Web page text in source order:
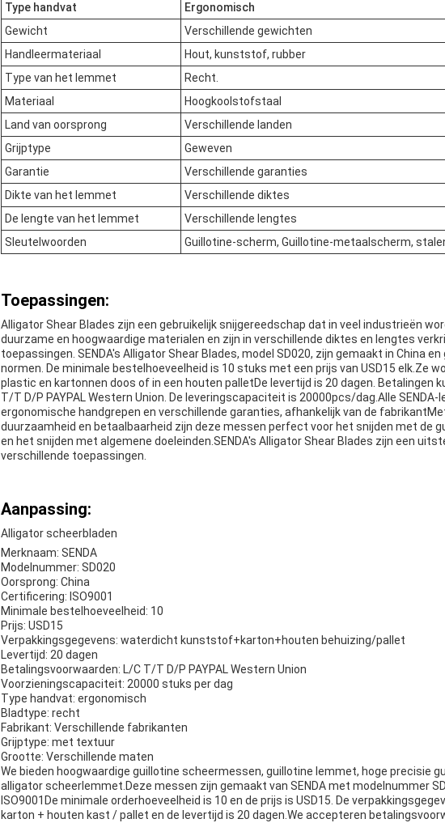
Type handvat
Ergonomisch
Gewicht
Verschillende gewichten
Handleermateriaal
Hout, kunststof, rubber
Type van het lemmet
Recht.
Materiaal
Hoogkoolstofstaal
Land van oorsprong
Verschillende landen
Grijptype
Geweven
Garantie
Verschillende garanties
Dikte van het lemmet
Verschillende diktes
De lengte van het lemmet
Verschillende lengtes
Sleutelwoorden
Guillotine-scherm, Guillotine-metaalscherm,
Toepassingen:
Alligator Shear Blades zijn een gebruikelijk snijgereedschap dat in veel industrieën
duurzame en hoogwaardige materialen en zijn in verschillende diktes en lengtes
toepassingen. SENDA's Alligator Shear Blades, model SD020, zijn gemaakt in China
normen. De minimale bestelhoeveelheid is 10 stuks met een prijs van USD15 elk.Ze
plastic en kartonnen doos of in een houten palletDe levertijd is 20 dagen. Betalingen
T/T D/P PAYPAL Western Union. De leveringscapaciteit is 20000pcs/dag.Alle
ergonomische handgrepen en verschillende garanties, afhankelijk van de
duurzaamheid en betaalbaarheid zijn deze messen perfect voor het snijden met de
en het snijden met algemene doeleinden.SENDA's Alligator Shear Blades zijn een
verschillende toepassingen.
Aanpassing:
Alligator scheerbladen
Merknaam: SENDA
Modelnummer: SD020
Oorsprong: China
Certificering: ISO9001
Minimale bestelhoeveelheid: 10
Prijs: USD15
Verpakkingsgegevens: waterdicht kunststof+karton+houten behuizing/pallet
Levertijd: 20 dagen
Betalingsvoorwaarden: L/C T/T D/P PAYPAL Western Union
Voorzieningscapaciteit: 20000 stuks per dag
Type handvat: ergonomisch
Bladtype: recht
Fabrikant: Verschillende fabrikanten
Grijptype: met textuur
Grootte: Verschillende maten
We bieden hoogwaardige guillotine scheermessen, guillotine lemmet, hoge precisie
alligator scheerlemmet.Deze messen zijn gemaakt van SENDA met modelnummer
ISO9001De minimale orderhoeveelheid is 10 en de prijs is USD15. De
karton + houten kast / pallet en de levertijd is 20 dagen.We accepteren